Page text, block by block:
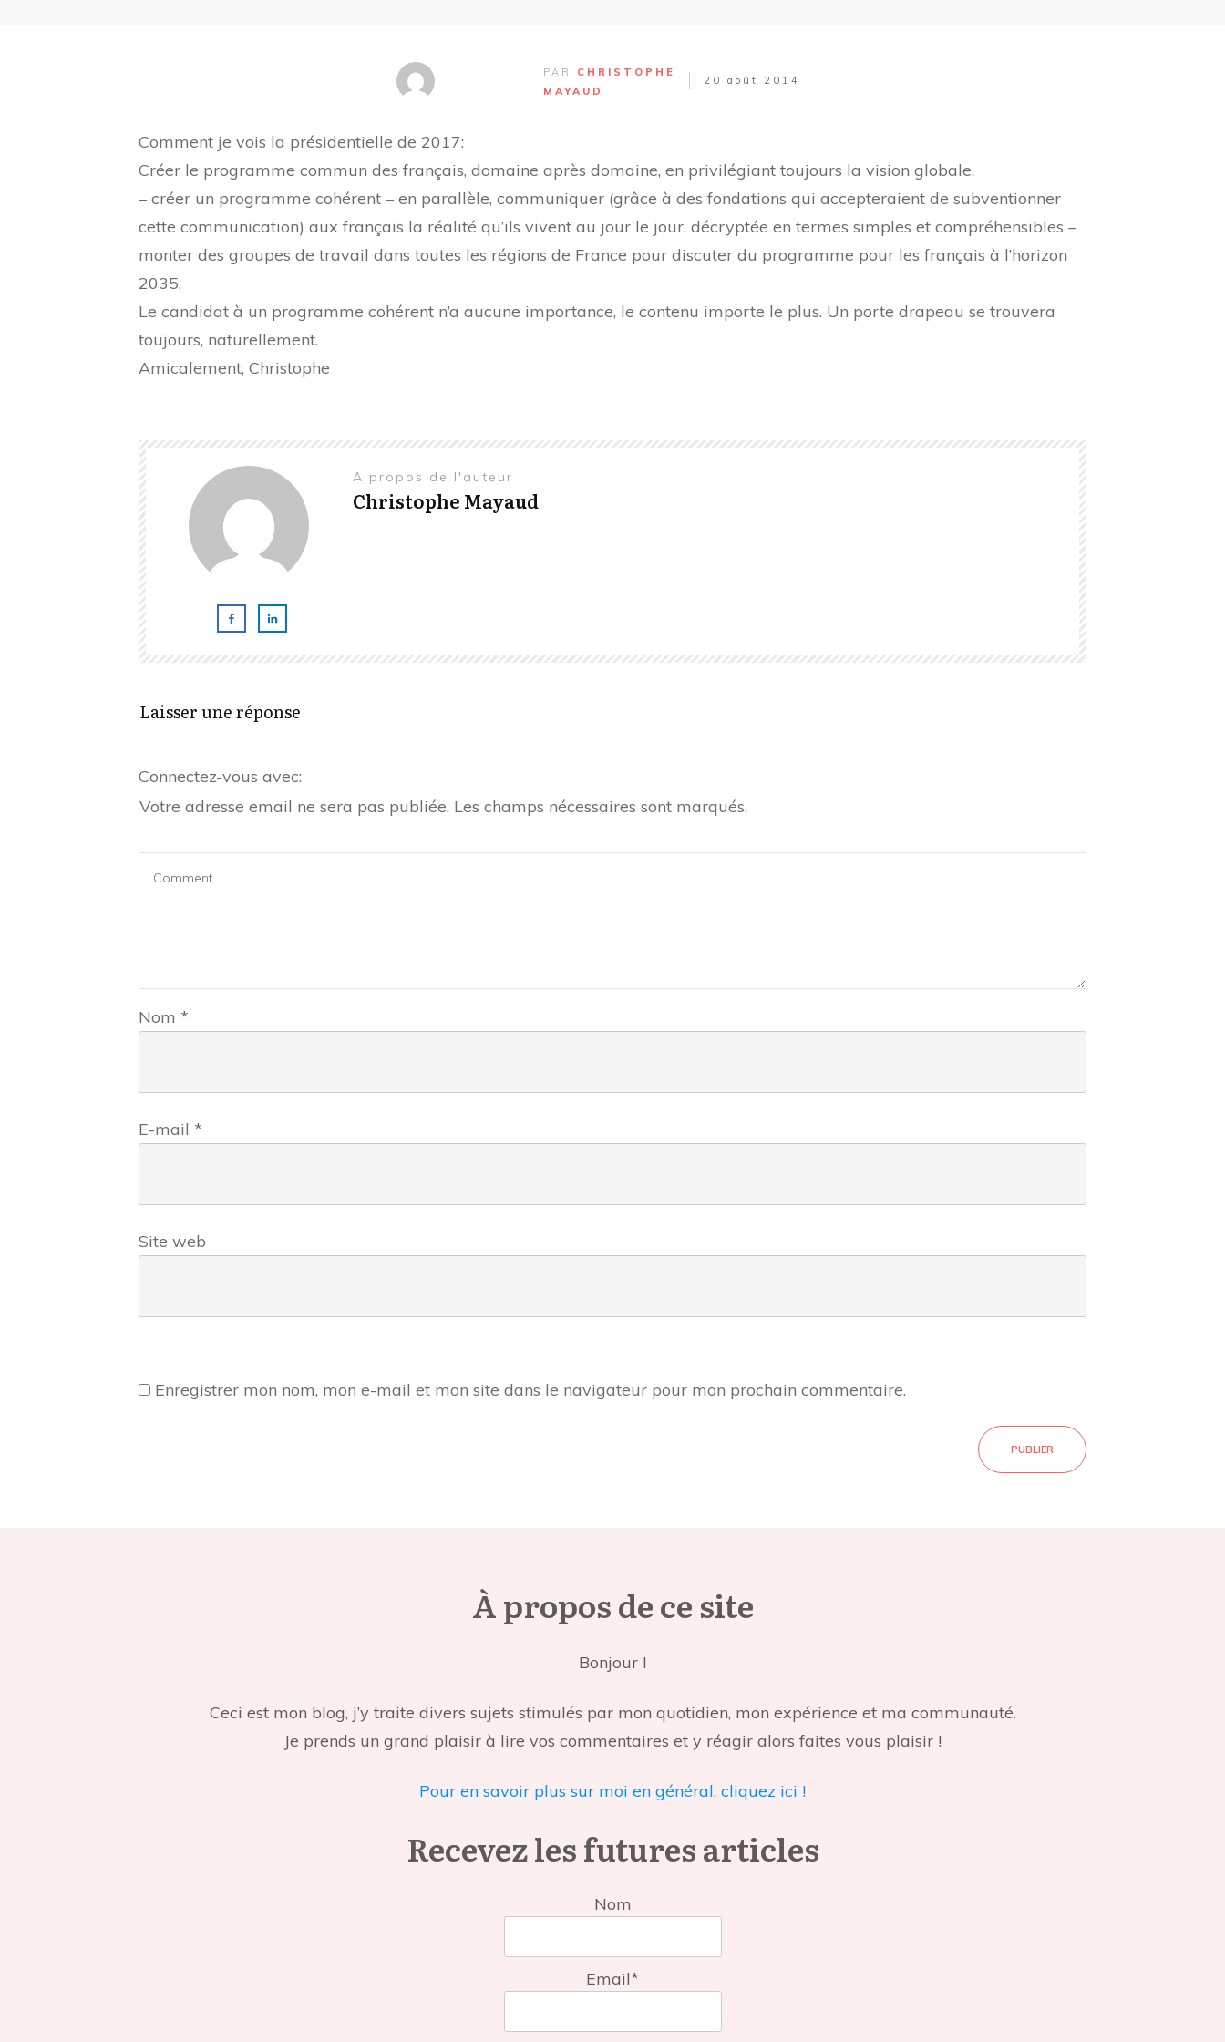
PAR CHRISTOPHE
MAYAUD
20 août 2014
Comment je vois la présidentielle de 2017:
Créer le programme commun des français, domaine après domaine, en privilégiant toujours la vision globale.
– créer un programme cohérent – en parallèle, communiquer (grâce à des fondations qui accepteraient de subventionner
cette communication) aux français la réalité qu’ils vivent au jour le jour, décryptée en termes simples et compréhensibles –
monter des groupes de travail dans toutes les régions de France pour discuter du programme pour les français à l’horizon
2035.
Le candidat à un programme cohérent n’a aucune importance, le contenu importe le plus. Un porte drapeau se trouvera
toujours, naturellement.
Amicalement, Christophe
A propos de l'auteur
Christophe Mayaud
Laisser une réponse
Connectez-vous avec:
Votre adresse email ne sera pas publiée. Les champs nécessaires sont marqués.
Nom *
E-mail *
Site web
Enregistrer mon nom, mon e-mail et mon site dans le navigateur pour mon prochain commentaire.
PUBLIER
À propos de ce site
Bonjour !
Ceci est mon blog, j’y traite divers sujets stimulés par mon quotidien, mon expérience et ma communauté.
Je prends un grand plaisir à lire vos commentaires et y réagir alors faites vous plaisir !
Pour en savoir plus sur moi en général, cliquez ici !
Recevez les futures articles
Nom
Email*